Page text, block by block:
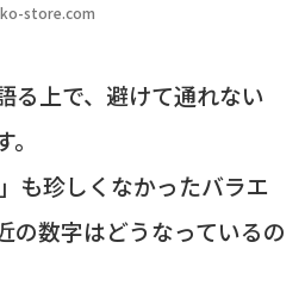
store.com
る上で、避けて通れない
も珍しくなかったバラエ
の数字はどうなっているの